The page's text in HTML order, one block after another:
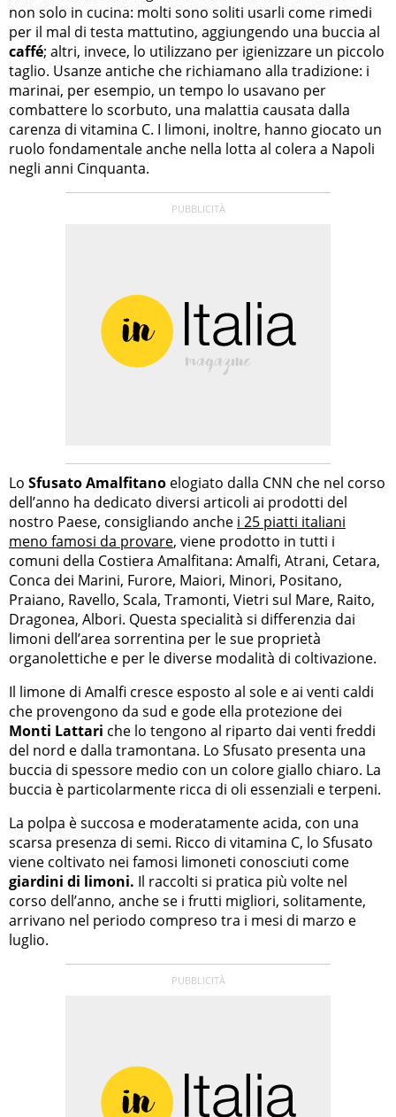
non solo in cucina: molti sono soliti usarli come rimedi
per il mal di testa mattutino, aggiungendo una buccia al
caffé; altri, invece, lo utilizzano per igienizzare un piccolo
taglio. Usanze antiche che richiamano alla tradizione: i
marinai, per esempio, un tempo lo usavano per
combattere lo scorbuto, una malattia causata dalla
carenza di vitamina C. I limoni, inoltre, hanno giocato un
ruolo fondamentale anche nella lotta al colera a Napoli
negli anni Cinquanta.
Lo Sfusato Amalfitano elogiato dalla CNN che nel corso
dell’anno ha dedicato diversi articoli ai prodotti del
nostro Paese, consigliando anche i 25 piatti italiani
meno famosi da provare, viene prodotto in tutti i
comuni della Costiera Amalfitana: Amalfi, Atrani, Cetara,
Conca dei Marini, Furore, Maiori, Minori, Positano,
Praiano, Ravello, Scala, Tramonti, Vietri sul Mare, Raito,
Dragonea, Albori. Questa specialità si differenzia dai
limoni dell’area sorrentina per le sue proprietà
organolettiche e per le diverse modalità di coltivazione.
Il limone di Amalfi cresce esposto al sole e ai venti caldi
che provengono da sud e gode ella protezione dei
Monti Lattari che lo tengono al riparto dai venti freddi
del nord e dalla tramontana. Lo Sfusato presenta una
buccia di spessore medio con un colore giallo chiaro. La
buccia è particolarmente ricca di oli essenziali e terpeni.
La polpa è succosa e moderatamente acida, con una
scarsa presenza di semi. Ricco di vitamina C, lo Sfusato
viene coltivato nei famosi limoneti conosciuti come
giardini di limoni. Il raccolti si pratica più volte nel
corso dell’anno, anche se i frutti migliori, solitamente,
arrivano nel periodo compreso tra i mesi di marzo e
luglio.